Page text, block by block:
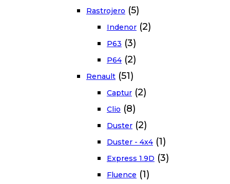
Rastrojero (5)
Indenor (2)
P63 (3)
P64 (2)
Renault (51)
Captur (2)
Clio (8)
Duster (2)
Duster - 4x4 (1)
Express 1.9D (3)
Fluence (1)